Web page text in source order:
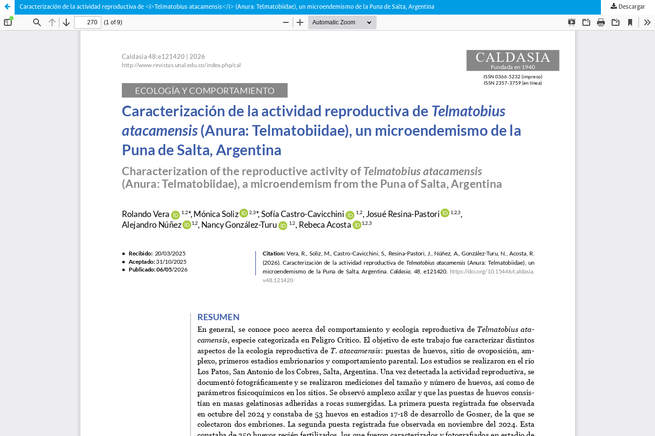
Caracterización de la actividad reproductiva de <i>Telmatobius atacamensis</i> (Anura: Telmatobiidae), un microendemismo de la Puna de Salta, Argentina Descargar